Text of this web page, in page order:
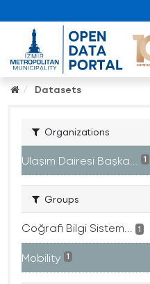
Datasets
Organizations
Ulaşım Dairesi Başka... 1
Groups
Coğrafi Bilgi Sistem... 1
Mobility 1